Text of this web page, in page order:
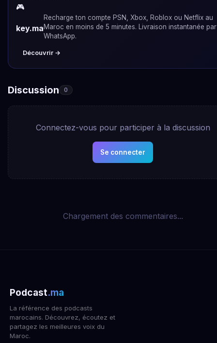
🎮
key.ma
Recharge ton compte PSN, Xbox, Roblox ou Netflix au
Maroc en moins de 5 minutes. Livraison instantanée par
WhatsApp.
Découvrir →
Discussion 0
Connectez-vous pour participer à la discussion
Se connecter
Chargement des commentaires...
Podcast.ma
La référence des podcasts
marocains. Découvrez, écoutez et
partagez les meilleures voix du
Maroc.